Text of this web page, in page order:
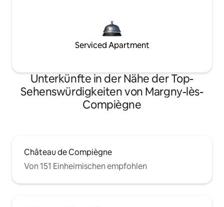
Serviced Apartment
Unterkünfte in der Nähe der Top-
Sehenswürdigkeiten von Margny-lès-
Compiègne
Château de Compiègne
Von 151 Einheimischen empfohlen